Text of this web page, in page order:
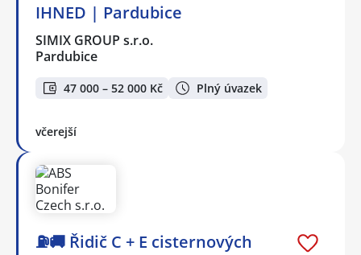
IHNED | Pardubice
SIMIX GROUP s.r.o.
Pardubice
47 000 – 52 000 Kč Plný úvazek
včerejší
⛽🚚 Řidič C + E cisternových